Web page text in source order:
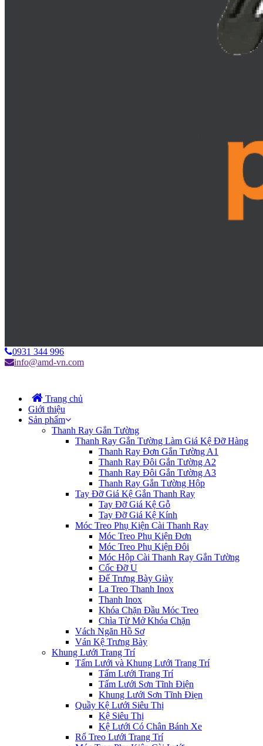
0931 344 996
info@amd-vn.com
Trang chủ
Giới thiệu
Sản phẩm
Thanh Ray Gắn Tường
Thanh Ray Gắn Tường Làm Giá Kệ Đỡ Hàng
Thanh Ray Đơn Gắn Tường A1
Thanh Ray Đôi Gắn Tường A2
Thanh Ray Đôi Gắn Tường A3
Thanh Ray Gắn Tường Hộp
Tay Đỡ Giá Kệ Gắn Thanh Ray
Tay Đỡ Giá Kệ Gỗ
Tay Đỡ Giá Kệ Kính
Móc Treo Phụ Kiện Cài Thanh Ray
Móc Treo Phụ Kiện Đơn
Móc Treo Phụ Kiện Đôi
Móc Hộp Cài Thanh Ray Gắn Tường
Cốc Đỡ U
Đế Trưng Bày Giày
La Treo Thanh Inox
Thanh Inox
Khóa Chặn Đầu Móc Treo
Chìa Từ Mở Khóa Chặn
Vách Ngăn Hồ Sơ
Ván Kệ Trưng Bày
Khung Lưới Trang Trí
Tấm Lưới và Khung Lưới Trang Trí
Tấm Lưới Trang Trí
Tấm Lưới Sơn Tĩnh Điện
Khung Lưới Sơn Tĩnh Điẹn
Quầy Kệ Lưới Siêu Thị
Kệ Siêu Thị
Kệ Lưới Có Chân Bánh Xe
Rổ Treo Lưới Trang Trí